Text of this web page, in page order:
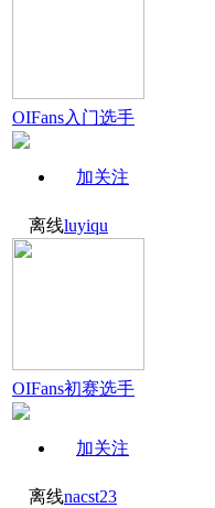
OIFans入门选手
加关注
离线luyiqu
OIFans初赛选手
加关注
离线nacst23